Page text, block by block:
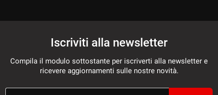
Iscriviti alla newsletter
Compila il modulo sottostante per iscriverti alla newsletter e
ricevere aggiornamenti sulle nostre novità.